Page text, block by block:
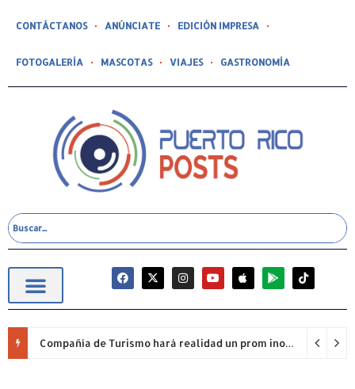
CONTÁCTANOS ANÚNCIATE EDICIÓN IMPRESA
FOTOGALERÍA MASCOTAS VIAJES GASTRONOMÍA
Compañía de Turismo hará realidad un prom inolvidable junto a Jowell para estudiantes de la Escuela Gabriela Mistral